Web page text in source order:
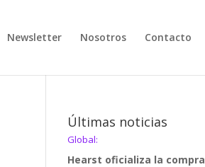
Newsletter Nosotros Contacto
Últimas noticias
Global:
Hearst oficializa la compra